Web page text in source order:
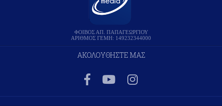
ΦΟΙΒΟΣ ΑΠ. ΠΑΠΑΓΕΩΡΓΙΟΥ
ΑΡΙΘΜΟΣ ΓΕΜΗ: 149232344000
ΑΚΟΛΟΥΘΗΣΤΕ ΜΑΣ